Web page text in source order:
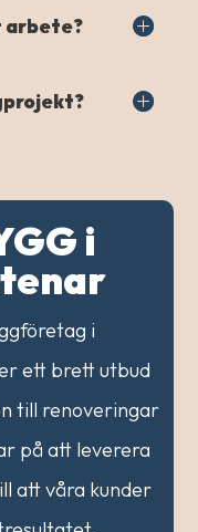
arbete?
i
i
ett brett utbud
till renoveringar
på att leverera
att våra kunder